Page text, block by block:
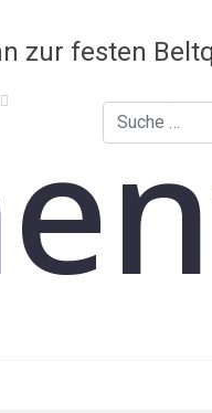
Suchen